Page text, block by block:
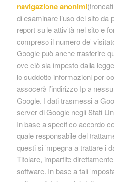
navigazione anonimi
di esaminare l’uso del sito da
report sulle attività nel sito e
compreso il numero dei
Google può anche trasferire
ove ciò sia imposto dalla
le suddette informazioni per
assocerà l’indirizzo Ip a
Google. I dati trasmessi a
server di Google negli Stati
In base a specifico accordo
quale responsabile del
questi si impegna a trattare i
Titolare, impartite
software. In base a tali